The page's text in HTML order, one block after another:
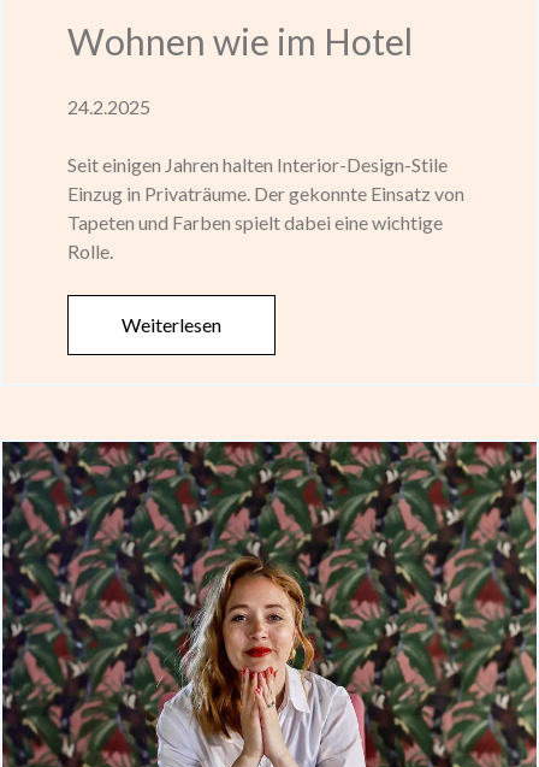
Wohnen wie im Hotel
24.2.2025
Seit einigen Jahren halten Interior-Design-Stile
Einzug in Privaträume. Der gekonnte Einsatz von
Tapeten und Farben spielt dabei eine wichtige
Rolle.
Weiterlesen